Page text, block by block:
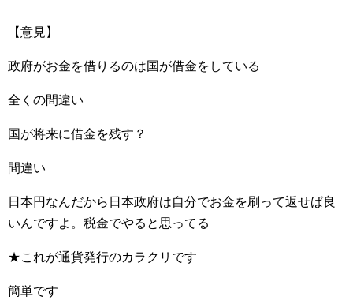
【意見】
政府がお金を借りるのは国が借金をしている
全くの間違い
国が将来に借金を残す？
間違い
日本円なんだから日本政府は自分でお金を刷って返せば良
いんですよ。税金でやると思ってる
★これが通貨発行のカラクリです
簡単です